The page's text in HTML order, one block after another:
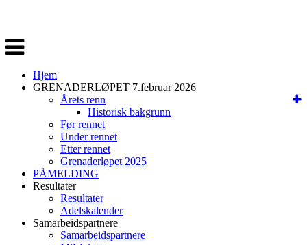
Veksle
navigasjon
Hjem
GRENADERLØPET 7.februar 2026
Årets renn
Historisk bakgrunn
Før rennet
Under rennet
Etter rennet
Grenaderløpet 2025
PÅMELDING
Resultater
Resultater
Adelskalender
Samarbeidspartnere
Samarbeidspartnere